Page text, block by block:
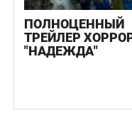
ПОЛНОЦЕННЫЙ
ТРЕЙЛЕР
"НАДЕЖДА"